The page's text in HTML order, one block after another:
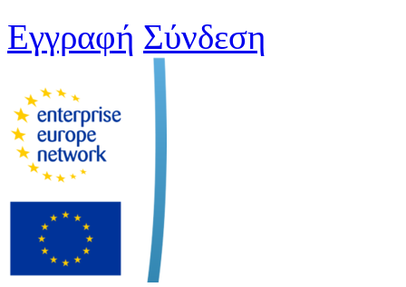
Εγγραφή Σύνδεση